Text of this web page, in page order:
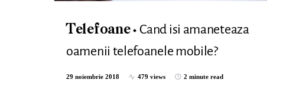
Telefoane
Cand isi amaneteaza
oamenii telefoanele mobile?
29 noiembrie 2018 479 views 2 minute read